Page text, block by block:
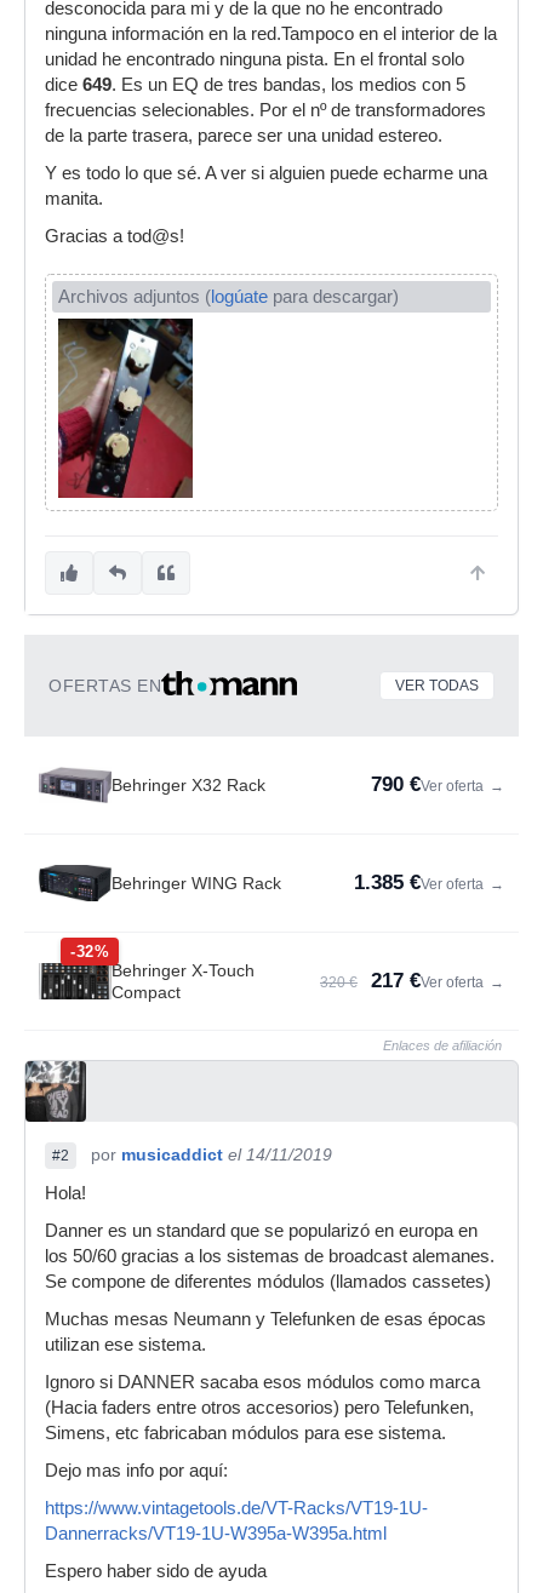
desconocida para mi y de la que no he encontrado
ninguna información en la red.Tampoco en el interior de la
unidad he encontrado ninguna pista. En el frontal solo
dice 649. Es un EQ de tres bandas, los medios con 5
frecuencias selecionables. Por el nº de transformadores
de la parte trasera, parece ser una unidad estereo.
Y es todo lo que sé. A ver si alguien puede echarme una
manita.
Gracias a tod@s!
Archivos adjuntos (logúate para descargar)
OFERTAS EN VER TODAS
Behringer X32 Rack 790 €Ver oferta →
Behringer WING Rack 1.385 €Ver oferta →
-32%
Behringer X-Touch
Compact
320 € 217 €Ver oferta →
Enlaces de afiliación
#2 por musicaddict el 14/11/2019
Hola!
Danner es un standard que se popularizó en europa en
los 50/60 gracias a los sistemas de broadcast alemanes.
Se compone de diferentes módulos (llamados cassetes)
Muchas mesas Neumann y Telefunken de esas épocas
utilizan ese sistema.
Ignoro si DANNER sacaba esos módulos como marca
(Hacia faders entre otros accesorios) pero Telefunken,
Simens, etc fabricaban módulos para ese sistema.
Dejo mas info por aquí:
https://www.vintagetools.de/VT-Racks/VT19-1U-
Dannerracks/VT19-1U-W395a-W395a.html
Espero haber sido de ayuda